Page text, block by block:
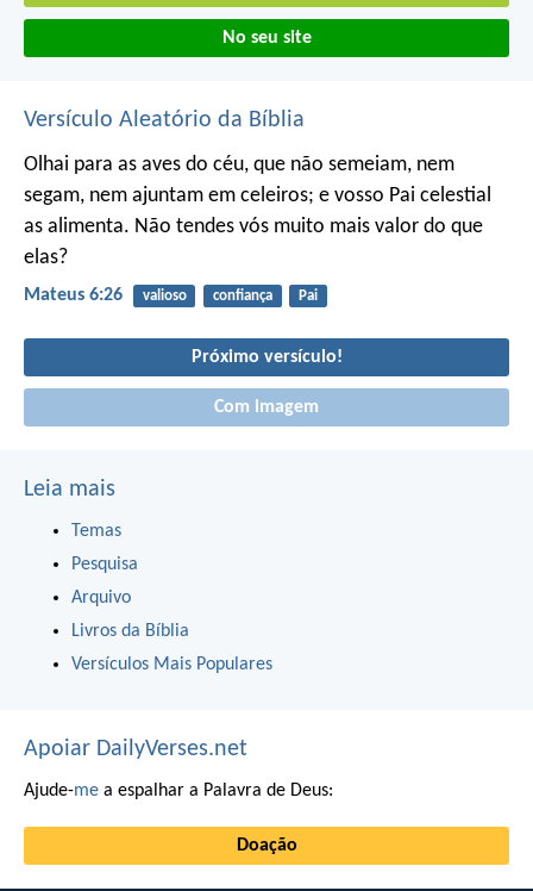
No seu site
Versículo Aleatório da Bíblia
Olhai para as aves do céu, que não semeiam, nem
segam, nem ajuntam em celeiros; e vosso Pai celestial
as alimenta. Não tendes vós muito mais valor do que
elas?
Mateus 6:26 valioso confiança Pai
Próximo versículo!
Com imagem
Leia mais
Temas
Pesquisa
Arquivo
Livros da Bíblia
Versículos Mais Populares
Apoiar DailyVerses.net
Ajude-me a espalhar a Palavra de Deus:
Doação